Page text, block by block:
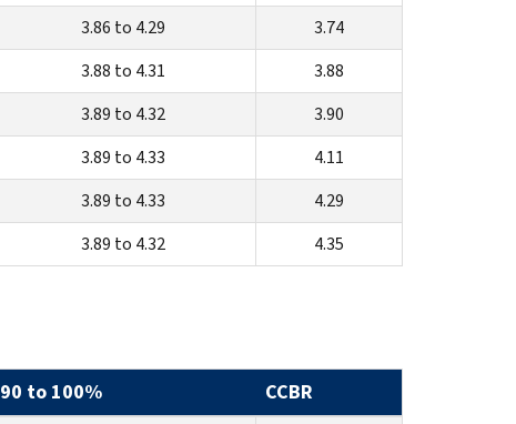
3.86 to 4.29
3.74
3.88 to 4.31
3.88
3.89 to 4.32
3.90
3.89 to 4.33
4.11
3.89 to 4.33
4.29
3.89 to 4.32 4.35
90 to 100% CCBR